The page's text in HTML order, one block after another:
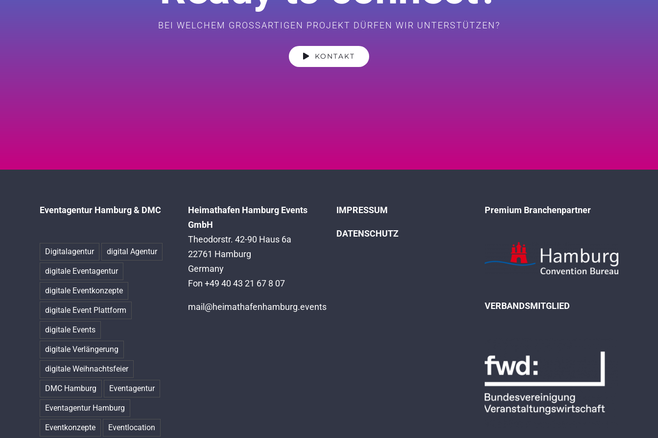
BEI WELCHEM GROSSARTIGEN PROJEKT DÜRFEN WIR UNTERSTÜTZEN?
KONTAKT
Eventagentur Hamburg & DMC
Digitalagentur digital Agentur
digitale Eventagentur
digitale Eventkonzepte
digitale Event Plattform
digitale Events
digitale Verlängerung
digitale Weihnachtsfeier
DMC Hamburg Eventagentur
Eventagentur Hamburg
Eventkonzepte Eventlocation
Heimathafen Hamburg Events
GmbH
Theodorstr. 42-90 Haus 6a
22761 Hamburg
Germany
Fon +49 40 43 21 67 8 07
mail@heimathafenhamburg.events
IMPRESSUM
DATENSCHUTZ
Premium Branchenpartner
VERBANDSMITGLIED